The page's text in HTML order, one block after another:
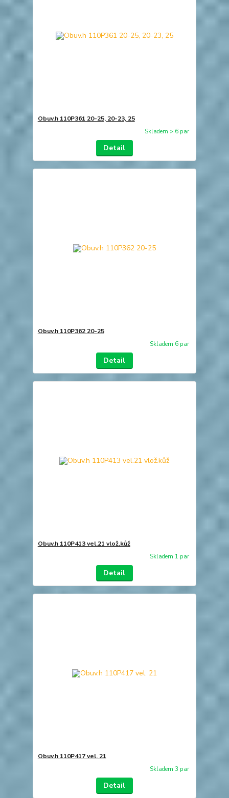
Obuv.h 110P361 20-25, 20-23, 25
Skladem > 6 par
Detail
Obuv.h 110P362 20-25
Skladem 6 par
Detail
Obuv.h 110P413 vel.21 vlož.kůž
Skladem 1 par
Detail
Obuv.h 110P417 vel. 21
Skladem 3 par
Detail